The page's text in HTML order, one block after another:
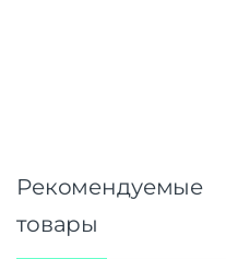
Рекомендуемые
товары